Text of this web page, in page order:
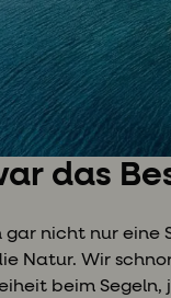
das
gar nicht nur eine
Natur. Wir
beim Segeln,